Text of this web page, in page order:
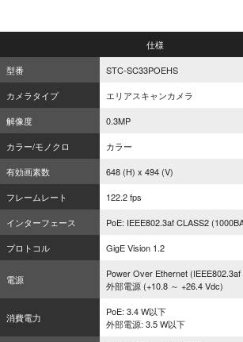
仕様
型番
STC-SC33POEHS
カメラタイプ
エリアスキャンカメラ
解像度
0.3MP
カラー/モノクロ
カラー
有効画素数
648 (H) x 494 (V)
フレームレート
122.2 fps
インターフェース
PoE: IEEE802.3af CLASS2
プロトコル
GigE Vision 1.2
電源
Power Over Ethernet (IEEE802.3af
外部電源 (+10.8 ～ +26.4 Vdc)
消費電力
PoE: 3.4 W以下
外部電源: 3.5 W以下